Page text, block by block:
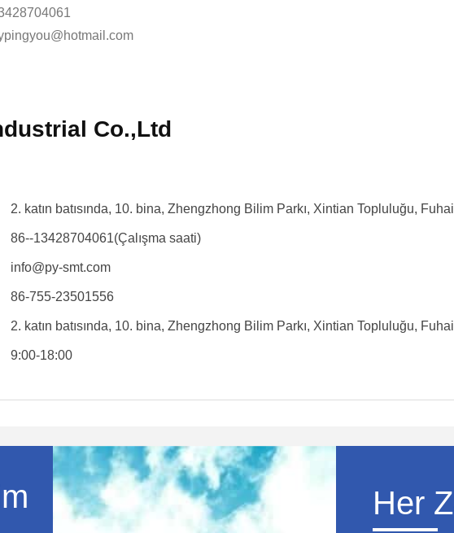
Co.,Ltd
2. katın batısında, 10. bina, Zhengzhong Bilim Parkı, Xintian Topluluğu,
86--13428704061(Çalışma saati)
info@py-smt.com
86-755-23501556
2. katın batısında, 10. bina, Zhengzhong Bilim Parkı, Xintian Topluluğu,
9:00-18:00
Her